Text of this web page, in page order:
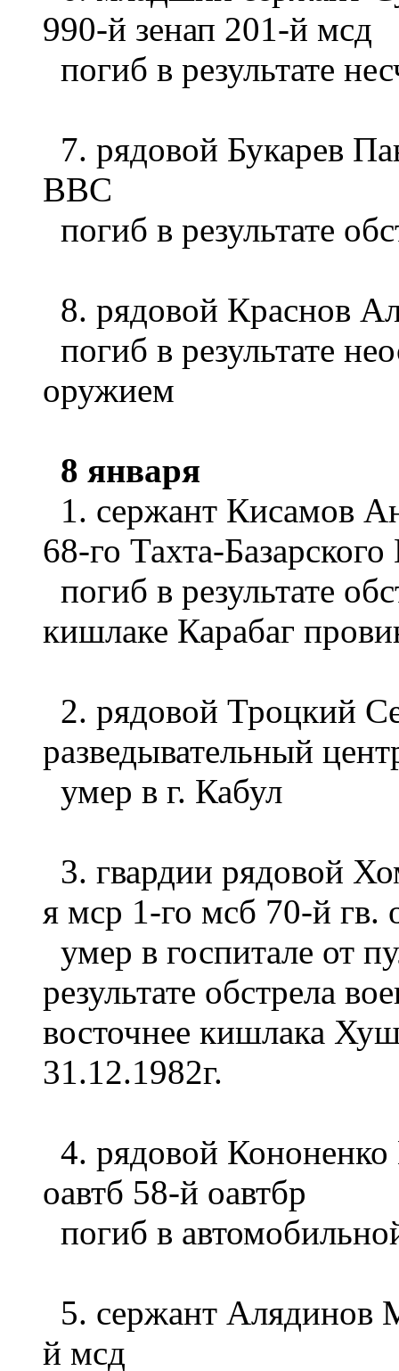
990-й зенап 201-й мсд
погиб в результате
7. рядовой Букарев
ВВС
погиб в результате
8. рядовой Краснов
погиб в результате
оружием
8 января
1. сержант Кисамов
68-го Тахта-
погиб в результате
кишлаке Карабаг
2. рядовой Троцкий
разведывательный
умер в г. Кабул
3. гвардии рядовой
я мср 1-го мсб 70-й гв.
умер в госпитале от
результате обстрела
восточнее кишлака
31.12.1982г.
4. рядовой
оавтб 58-й оавтбр
погиб в
5. сержант Алядинов
й мсд